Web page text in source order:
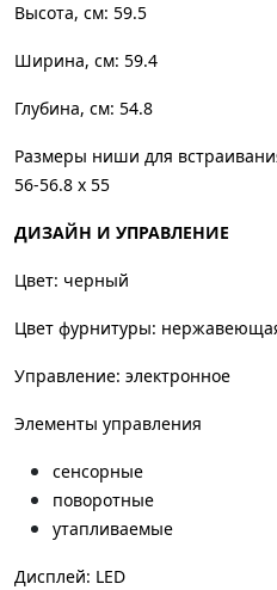
Высота, см: 59.5
Ширина, см: 59.4
Глубина, см: 54.8
Размеры ниши для
56-56.8 х 55
ДИЗАЙН И УПРАВЛЕНИЕ
Цвет: черный
Цвет фурнитуры:
Управление: электронное
Элементы управления
сенсорные
поворотные
утапливаемые
Дисплей: LED